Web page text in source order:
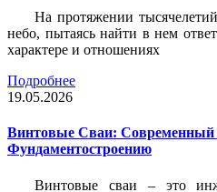
На протяжении
небо, пытаясь найти в нем
характере и отношениях
Подробнее
19.05.2026
Винтовые Сваи: Современный
Фундаментостроению
Винтовые сваи – это